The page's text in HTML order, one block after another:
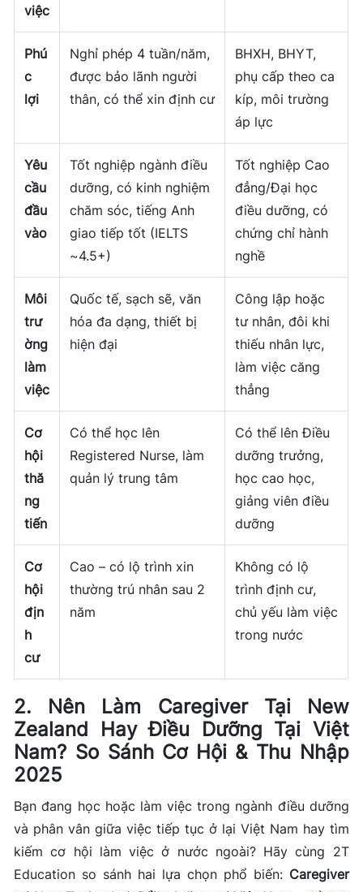
việc
Phú
c
lợi
Nghỉ phép 4 tuần/năm,
được bảo lãnh người
thân, có thể xin định cư
BHXH, BHYT,
phụ cấp theo ca
kíp, môi trường
áp lực
Yêu
cầu
đầu
vào
Tốt nghiệp ngành điều
dưỡng, có kinh nghiệm
chăm sóc, tiếng Anh
giao tiếp tốt (IELTS
~4.5+)
Tốt nghiệp Cao
đẳng/Đại học
điều dưỡng, có
chứng chỉ hành
nghề
Môi
trư
ờng
làm
việc
Quốc tế, sạch sẽ, văn
hóa đa dạng, thiết bị
hiện đại
Công lập hoặc
tư nhân, đôi khi
thiếu nhân lực,
làm việc căng
thẳng
Cơ
hội
thă
ng
tiến
Có thể học lên
Registered Nurse, làm
quản lý trung tâm
Có thể lên Điều
dưỡng trưởng,
học cao học,
giảng viên điều
dưỡng
Cơ
hội
địn
h
cư
Cao – có lộ trình xin
thường trú nhân sau 2
năm
Không có lộ
trình định cư,
chủ yếu làm việc
trong nước
2. Nên Làm Caregiver Tại New
Zealand Hay Điều Dưỡng Tại Việt
Nam? So Sánh Cơ Hội & Thu Nhập
2025
Bạn đang học hoặc làm việc trong ngành điều dưỡng
và phân vân giữa việc tiếp tục ở lại Việt Nam hay tìm
kiếm cơ hội làm việc ở nước ngoài? Hãy cùng 2T
Education so sánh hai lựa chọn phổ biến: Caregiver